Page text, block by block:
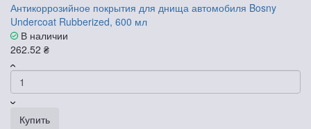
Антикоррозийное покрытия для днища автомобиля Bosny
Undercoat Rubberized, 600 мл
В наличии
262.52 ₴
Купить